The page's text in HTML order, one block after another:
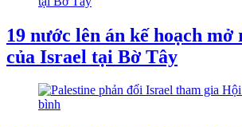
19 nước lên án kế hoạch mở
của Israel tại Bờ Tây